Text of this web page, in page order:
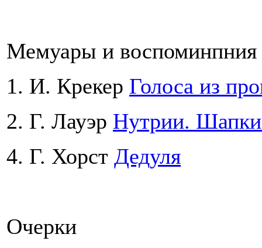
Мемуары и воспоминпния
1. И. Крекер Голоса из
2. Г. Лауэр Нутрии.
4. Г. Хорст Дедуля
Очерки